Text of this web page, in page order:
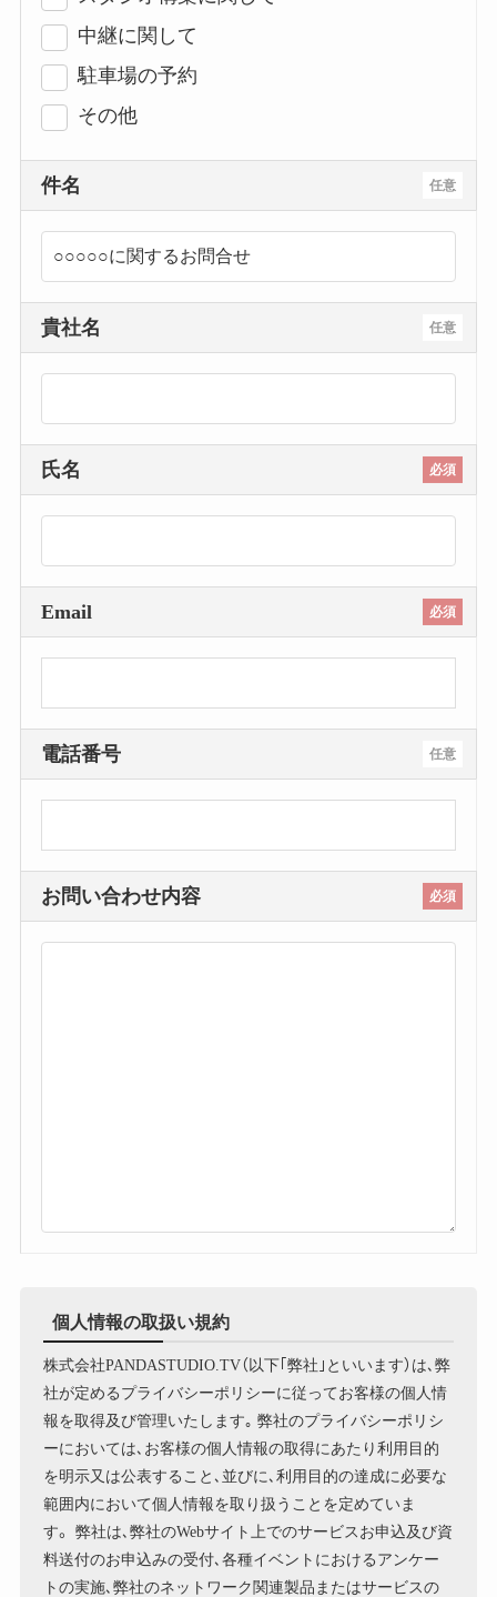
中継に関して
駐車場の予約
その他
任意
件名
任意
貴社名
必須
氏名
必須
Email
任意
電話番号
必須
お問い合わせ内容
個人情報の取扱い規約
株式会社PANDASTUDIO.TV（以下｢弊社｣といいます）は､弊
社が定めるプライバシーポリシーに従ってお客様の個人情
報を取得及び管理いたします｡ 弊社のプライバシーポリシ
ーにおいては､お客様の個人情報の取得にあたり利用目的
を明示又は公表すること､並びに､利用目的の達成に必要な
範囲内において個人情報を取り扱うことを定めていま
す。 弊社は､弊社のWebサイト上でのサービスお申込及び資
料送付のお申込みの受付､各種イベントにおけるアンケー
トの実施､弊社のネットワーク関連製品またはサービスの